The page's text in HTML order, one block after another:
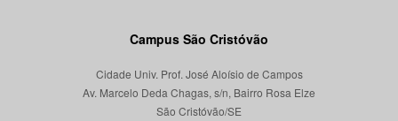
Campus São Cristóvão
Cidade Univ. Prof. José Aloísio de Campos
Av. Marcelo Deda Chagas, s/n, Bairro Rosa Elze
São Cristóvão/SE